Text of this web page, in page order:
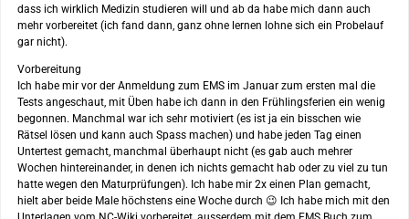
dass ich wirklich Medizin studieren will und ab da habe mich dann auch
mehr vorbereitet (ich fand dann, ganz ohne lernen lohne sich ein Probelauf
gar nicht).
Vorbereitung
Ich habe mir vor der Anmeldung zum EMS im Januar zum ersten mal die
Tests angeschaut, mit Üben habe ich dann in den Frühlingsferien ein wenig
begonnen. Manchmal war ich sehr motiviert (es ist ja ein bisschen wie
Rätsel lösen und kann auch Spass machen) und habe jeden Tag einen
Untertest gemacht, manchmal überhaupt nicht (es gab auch mehrer
Wochen hintereinander, in denen ich nichts gemacht hab oder zu viel zu tun
hatte wegen den Maturprüfungen). Ich habe mir 2x einen Plan gemacht,
hielt aber beide Male höchstens eine Woche durch 😉 Ich habe mich mit den